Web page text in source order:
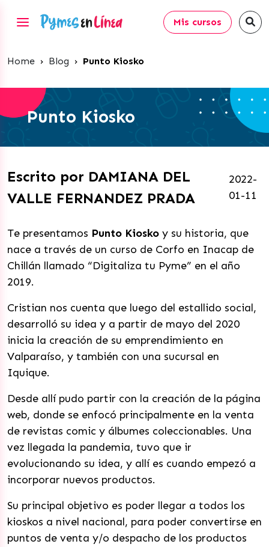
Mis cursos
Home › Blog › Punto Kiosko
Punto Kiosko
Escrito por DAMIANA DEL
VALLE FERNANDEZ PRADA
2022-
01-11
Te presentamos Punto Kiosko y su historia, que
nace a través de un curso de Corfo en Inacap de
Chillán llamado “Digitaliza tu Pyme” en el año
2019.
Cristian nos cuenta que luego del estallido social,
desarrolló su idea y a partir de mayo del 2020
inicia la creación de su emprendimiento en
Valparaíso, y también con una sucursal en
Iquique.
Desde allí pudo partir con la creación de la página
web, donde se enfocó principalmente en la venta
de revistas comic y álbumes coleccionables. Una
vez llegada la pandemia, tuvo que ir
evolucionando su idea, y allí es cuando empezó a
incorporar nuevos productos.
Su principal objetivo es poder llegar a todos los
kioskos a nivel nacional, para poder convertirse en
puntos de venta y/o despacho de los productos